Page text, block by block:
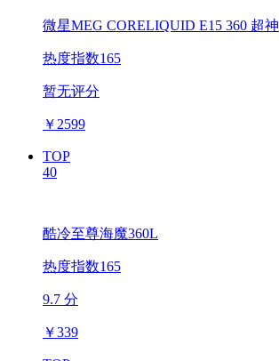
微星MEG CORELIQUID E15 360 超神
热度指数165
暂无评分
￥ 2599
TOP
40
酷冷至尊海魔360L
热度指数165
9.7 分
￥339